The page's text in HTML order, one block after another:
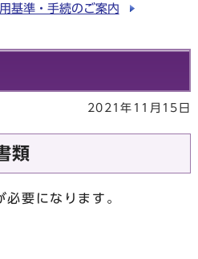
基準・手続のご案内
2021年11月15日
類
要になります。